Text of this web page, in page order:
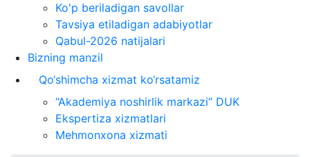
Ko'p beriladigan savollar
Tavsiya etiladigan adabiyotlar
Qabul-2026 natijalari
Bizning manzil
Qo‘shimcha xizmat ko‘rsatamiz
“Akademiya noshirlik markazi” DUK
Ekspertiza xizmatlari
Mehmonxona xizmati